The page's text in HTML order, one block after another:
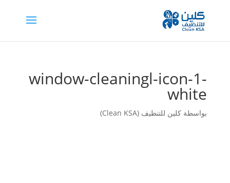
window-cleaningl-icon-1-
white
بواسطة كلين للتنظيف (Clean KSA)